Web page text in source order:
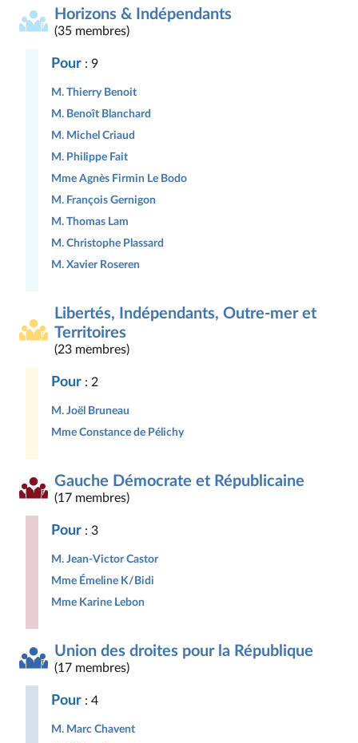
Horizons & Indépendants
(35 membres)
Pour : 9
M. Thierry Benoit
M. Benoît Blanchard
M. Michel Criaud
M. Philippe Fait
Mme Agnès Firmin Le Bodo
M. François Gernigon
M. Thomas Lam
M. Christophe Plassard
M. Xavier Roseren
Libertés, Indépendants, Outre-mer et
Territoires
(23 membres)
Pour : 2
M. Joël Bruneau
Mme Constance de Pélichy
Gauche Démocrate et Républicaine
(17 membres)
Pour : 3
M. Jean-Victor Castor
Mme Émeline K/Bidi
Mme Karine Lebon
Union des droites pour la République
(17 membres)
Pour : 4
M. Marc Chavent